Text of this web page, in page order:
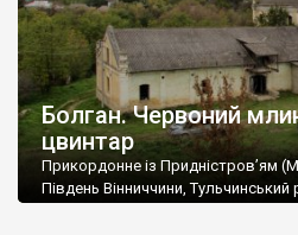
Болган. Червоний
цвинтар
Прикордонне із Придністров’ям
Південь Вінниччини,